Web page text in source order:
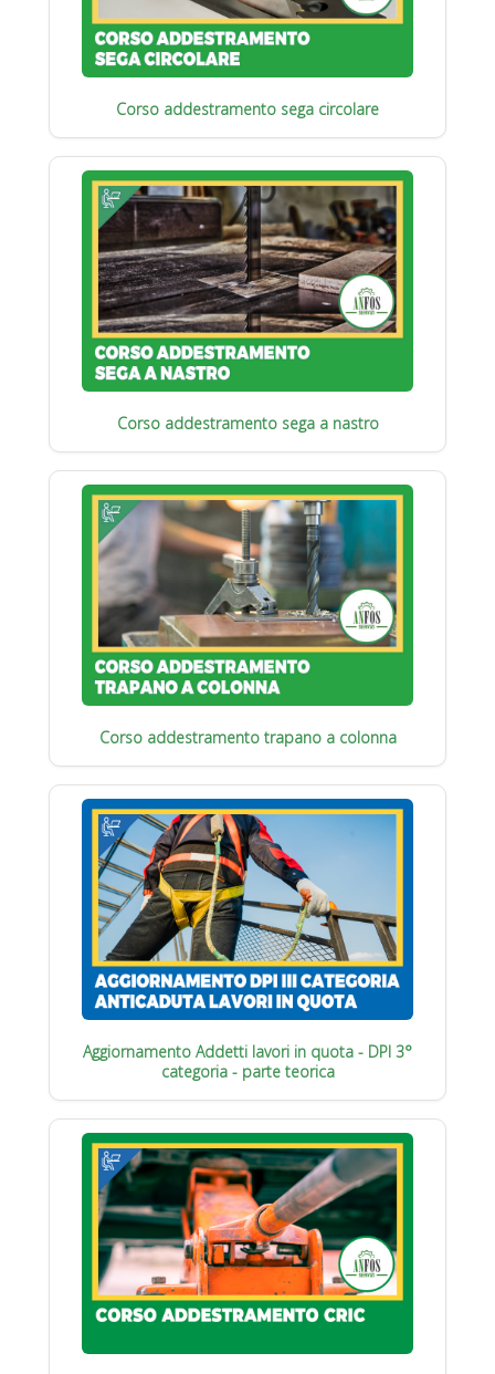
Corso addestramento sega circolare
Corso addestramento sega a nastro
Corso addestramento trapano a colonna
Aggiornamento Addetti lavori in quota - DPI 3°
categoria - parte teorica